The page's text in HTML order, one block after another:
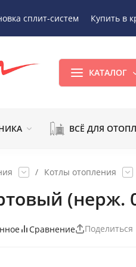
сплит-систем Купить в
КАТАЛОГ
ВСЁ ДЛЯ
/ Котлы отопления
(нерж.
Сравнение Поделиться